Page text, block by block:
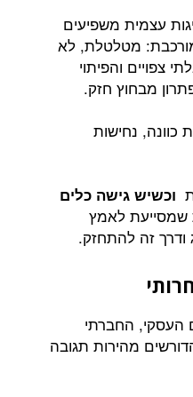
עצמית משפיעים
מטלטלת, לא
צפויים והפיתוי
מבחוץ חזק.
כוונה, נחישות
וכשיש גישה כלים
שמסייעת לאמץ
ודרך זה להתחזק.
העסקי, החברתי
מהירות תגובה